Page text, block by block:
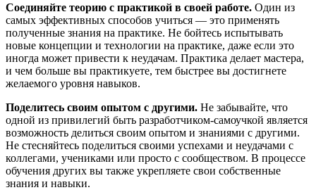
Соединяйте теорию с практикой в своей работе. Один из
самых эффективных способов учиться — это применять
полученные знания на практике. Не бойтесь испытывать
новые концепции и технологии на практике, даже если это
иногда может привести к неудачам. Практика делает мастера,
и чем больше вы практикуете, тем быстрее вы достигнете
желаемого уровня навыков.
Поделитесь своим опытом с другими. Не забывайте, что
одной из привилегий быть разработчиком-самоучкой является
возможность делиться своим опытом и знаниями с другими.
Не стесняйтесь поделиться своими успехами и неудачами с
коллегами, учениками или просто с сообществом. В процессе
обучения других вы также укрепляете свои собственные
знания и навыки.